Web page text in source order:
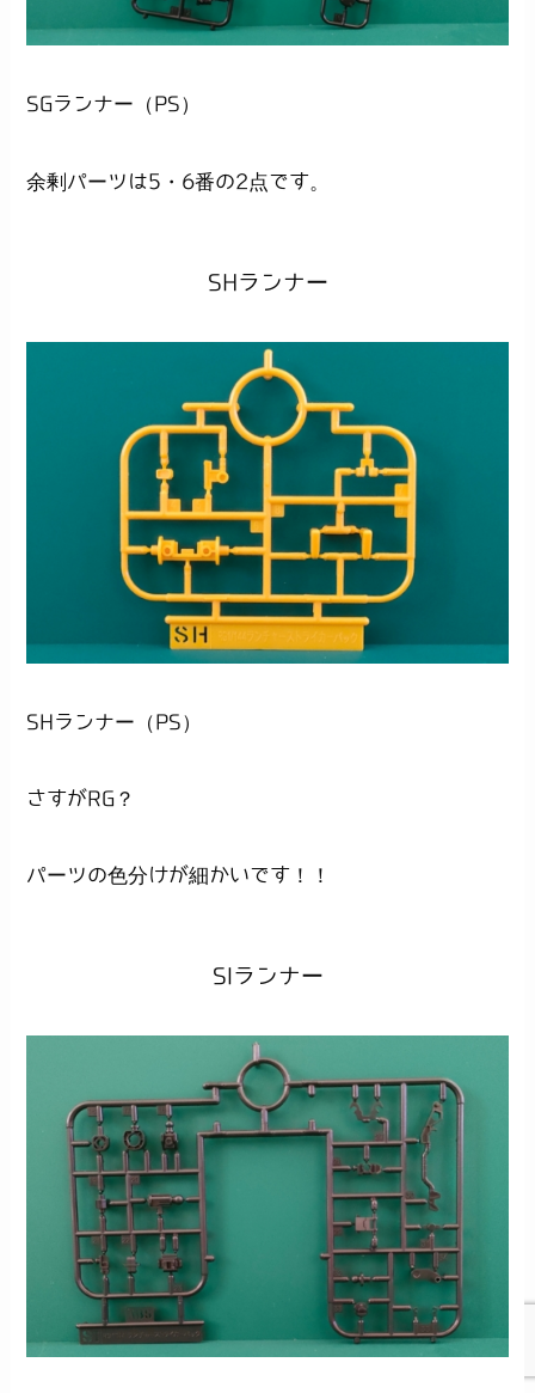
SGランナー（PS）
余剰パーツは5・6番の2点です。
SHランナー
SHランナー（PS）
さすがRG？
パーツの色分けが細かいです！！
SIランナー